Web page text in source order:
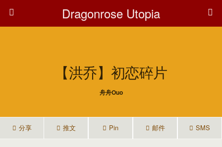
Dragonrose Utopia
【洪乔】初恋碎片
舟舟ouo
分享 推文 Pin 邮件 SMS